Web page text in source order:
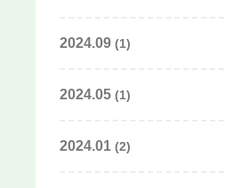
2024.09(1)
2024.05(1)
2024.01(2)